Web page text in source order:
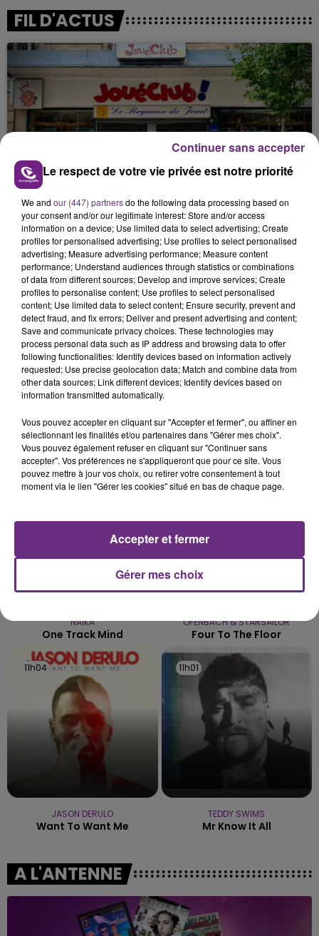
FIL D'ACTUS
LE MAGASIN JOUÉCLUB DE REIMS FERME
SES PORTES
C'était l'une des institutions du centre-ville
rémois. Le magasin JouéClub est contraint de
fermer ses portes.
UNE JEUNE AUTOMOBILISTE GRIÈVEMENT
BLESSÉE
Une automobiliste s'est retrouvée piégée dans
son véhicule après une collision avec un poids
lourd. Très grièvement blessée, la jeune femme
de 20 ans a été...
TITRES DIFFUSÉS
11h17
11h17
NAÏKA
One Track Mind
11h08
11h08
OFENBACH & STARSAILOR
Four To The Floor
11h04
11h04
JASON DERULO
Want To Want Me
11h01
11h01
TEDDY SWIMS
Mr Know It All
A L'ANTENNE
Le respect de votre vie privée est notre priorité
We and our (447) partnersdo the following data processing based on
your consent and/or our legitimate interest: Store and/or access
information on a device; Use limited data to select advertising; Create
profiles for personalised advertising; Use profiles to select personalised
advertising; Measure advertising performance; Measure content
performance; Understand audiences through statistics or combinations
of data from different sources; Develop and improve services; Create
profiles to personalise content; Use profiles to select personalised
content; Use limited data to select content; Ensure security, prevent and
detect fraud, and fix errors; Deliver and present advertising and content;
Save and communicate privacy choices. These technologies may
process personal data such as IP address and browsing data to offer
following functionalities: Identify devices based on information actively
requested; Use precise geolocation data; Match and combine data from
other data sources; Link different devices; Identify devices based on
information transmitted automatically.
Vous pouvez accepter en cliquant sur "Accepter et fermer", ou affiner en
sélectionnant les finalités et/ou partenaires dans "Gérer mes choix".
Vous pouvez également refuser en cliquant sur "Continuer sans
accepter". Vos préférences ne s'appliqueront que pour ce site. Vous
pouvez mettre à jour vos choix, ou retirer votre consentement à tout
moment via le lien "Gérer les cookies" situé en bas de chaque page.
Gérer mes choix
Accepter et fermer
Continuer sans accepter